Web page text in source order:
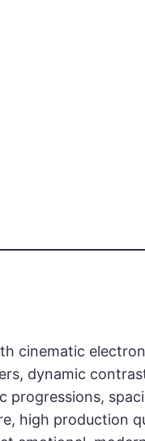
cinematic
dynamic
high production